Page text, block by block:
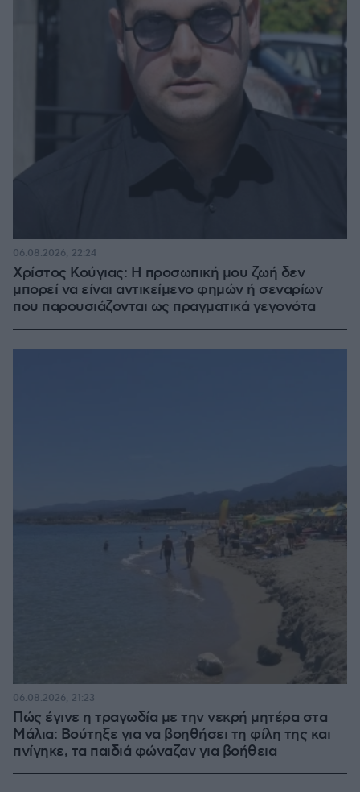
Χρίστος Κούγιας: Η προσωπική μου ζωή δεν
μπορεί να είναι αντικείμενο φημών ή σεναρίων
που παρουσιάζονται ως πραγματικά γεγονότα
06.08.2026, 22:24
Πώς έγινε η τραγωδία με την νεκρή μητέρα στα
Μάλια: Βούτηξε για να βοηθήσει τη φίλη της και
πνίγηκε, τα παιδιά φώναζαν για βοήθεια
06.08.2026, 21:23